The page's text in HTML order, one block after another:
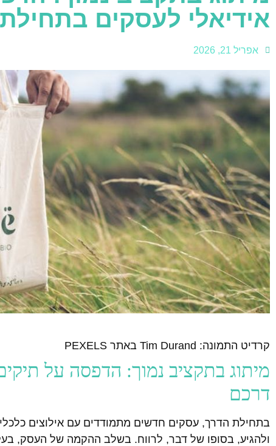
אידיאלי לעסקים
אפריל 21, 2026
קרדיט התמונה: Tim Durand באתר PEXELS
מיתוג בתקציב נמוך: הדפסה על
דרכם
בתחילת הדרך, עסקים חדשים מתמודדים עם אילוצים
ולהגיע, בסופו של דבר, לרווח. בשלב ההקמה של העסק,